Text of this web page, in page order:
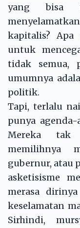
yang bisa
kapitalis?
untuk
tidak semua,
umumnya
politik.
Tapi, terlalu
punya
Mereka tak
memilihnya
gubernur, atau
asketisisme
merasa
keselamatan
Sirhindi,